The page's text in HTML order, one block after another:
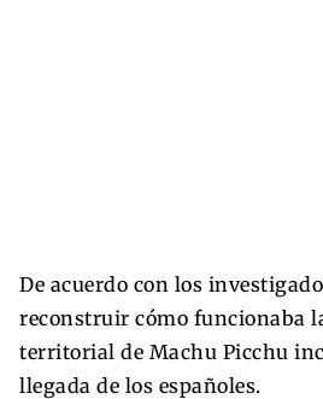
De acuerdo con los
reconstruir cómo funcionaba
territorial de Machu Picchu
llegada de los españoles.